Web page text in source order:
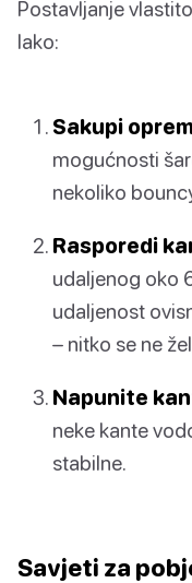
Postavljanje
lako:
Sakupi
mogućnosti
nekoliko
Rasporedi
udaljenog oko
udaljenost
– nitko se ne
Napunite
neke kante
stabilne.
Savjeti za